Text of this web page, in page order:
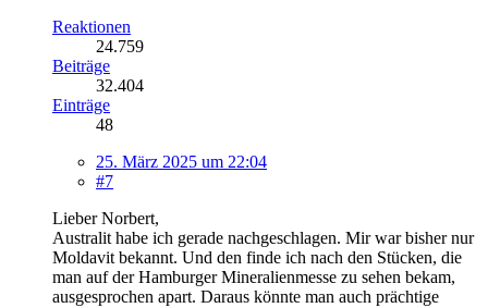
Reaktionen
24.759
Beiträge
32.404
Einträge
48
25. März 2025 um 22:04
#7
Lieber Norbert,
Australit habe ich gerade nachgeschlagen. Mir war bisher nur
Moldavit bekannt. Und den finde ich nach den Stücken, die
man auf der Hamburger Mineralienmesse zu sehen bekam,
ausgesprochen apart. Daraus könnte man auch prächtige